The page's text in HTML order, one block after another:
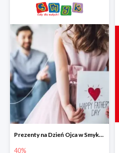
Prezenty na Dzień Ojca w Smyku do -40%
40%